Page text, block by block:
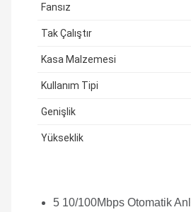
Fansız
Tak Çalıştır
Kasa Malzemesi
Kullanım Tipi
Genişlik
Yükseklik
5 10/100Mbps Otomatik